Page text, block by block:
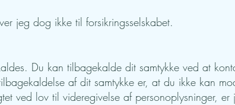
jeg dog ikke til forsikringsselskabet.
Du kan tilbagekalde dit samtykke ved at
af dit samtykke er, at du ikke kan
ved lov til videregivelse af personoplysninger,